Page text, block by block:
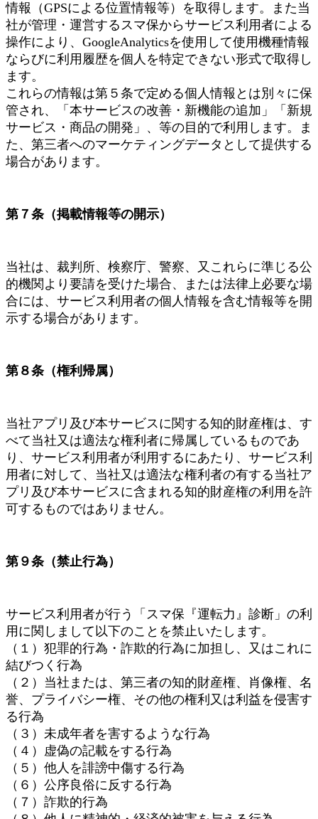
情報（GPSによる位置情報等）を取得します。また当
社が管理・運営するスマ保からサービス利用者による
操作により、GoogleAnalyticsを使用して使用機種情報
ならびに利用履歴を個人を特定できない形式で取得し
ます。
これらの情報は第５条で定める個人情報とは別々に保
管され、「本サービスの改善・新機能の追加」「新規
サービス・商品の開発」、等の目的で利用します。ま
た、第三者へのマーケティングデータとして提供する
場合があります。
第７条（掲載情報等の開示）
当社は、裁判所、検察庁、警察、又これらに準じる公
的機関より要請を受けた場合、または法律上必要な場
合には、サービス利用者の個人情報を含む情報等を開
示する場合があります。
第８条（権利帰属）
当社アプリ及び本サービスに関する知的財産権は、す
べて当社又は適法な権利者に帰属しているものであ
り、サービス利用者が利用するにあたり、サービス利
用者に対して、当社又は適法な権利者の有する当社ア
プリ及び本サービスに含まれる知的財産権の利用を許
可するものではありません。
第９条（禁止行為）
サービス利用者が行う「スマ保『運転力』診断」の利
用に関しまして以下のことを禁止いたします。
（１）犯罪的行為・詐欺的行為に加担し、又はこれに
結びつく行為
（２）当社または、第三者の知的財産権、肖像権、名
誉、プライバシー権、その他の権利又は利益を侵害す
る行為
（３）未成年者を害するような行為
（４）虚偽の記載をする行為
（５）他人を誹謗中傷する行為
（６）公序良俗に反する行為
（７）詐欺的行為